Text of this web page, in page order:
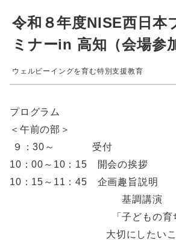
令和８年度NISE西日本
ミナーin 高知（会場参
ウェルビーイングを育む特別支援教育
プログラム
＜午前の部＞
９：30～ 受付
10：00～10：15 開会の挨拶
10：15～11：45 企画趣旨説明
基調講演
「子どもの育
大切にしたい